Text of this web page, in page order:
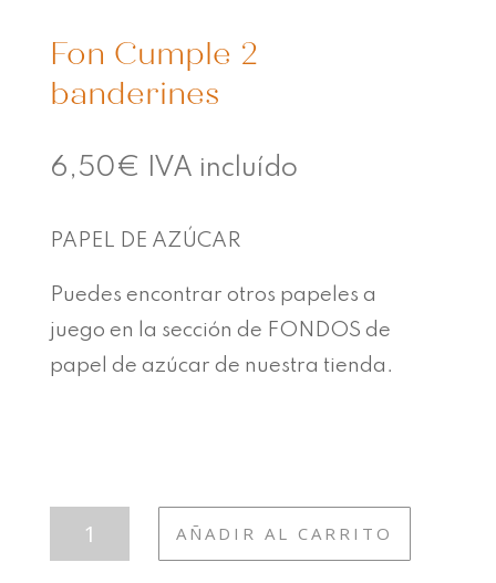
Fon Cumple 2
banderines
6,50€ IVA incluído
PAPEL DE AZÚCAR
Puedes encontrar otros papeles a
juego en la sección de FONDOS de
papel de azúcar de nuestra tienda.
CUMPLE
AÑADIR AL CARRITO